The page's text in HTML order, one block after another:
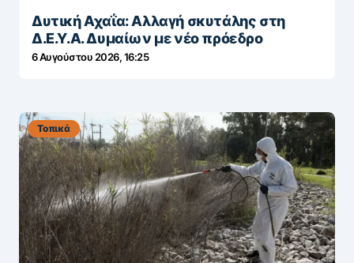
Δυτική Αχαΐα: Αλλαγή σκυτάλης στη
Δ.Ε.Υ.Α. Δυμαίων με νέο πρόεδρο
6 Αυγούστου 2026, 16:25
Τοπικά